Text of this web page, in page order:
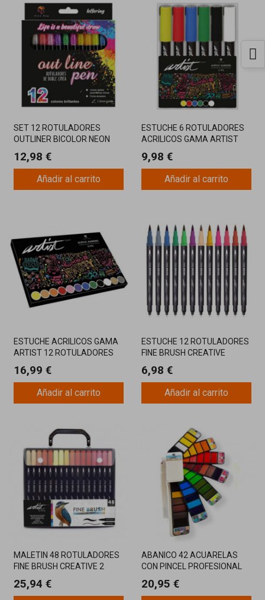
SET 12 ROTULADORES
OUTLINER BICOLOR NEON
12,98 €
Añadir al carrito
ESTUCHE 6 ROTULADORES
ACRILICOS GAMA ARTIST
9,98 €
Añadir al carrito
ESTUCHE ACRILICOS GAMA
ARTIST 12 ROTULADORES
16,99 €
Añadir al carrito
ESTUCHE 12 ROTULADORES
FINE BRUSH CREATIVE
6,98 €
Añadir al carrito
MALETIN 48 ROTULADORES
FINE BRUSH CREATIVE 2
25,94 €
ABANICO 42 ACUARELAS
CON PINCEL PROFESIONAL
20,95 €